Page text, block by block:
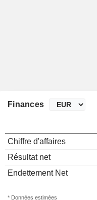
Finances
Chiffre d'affaires
Résultat net
Endettement Net
* Données estimées